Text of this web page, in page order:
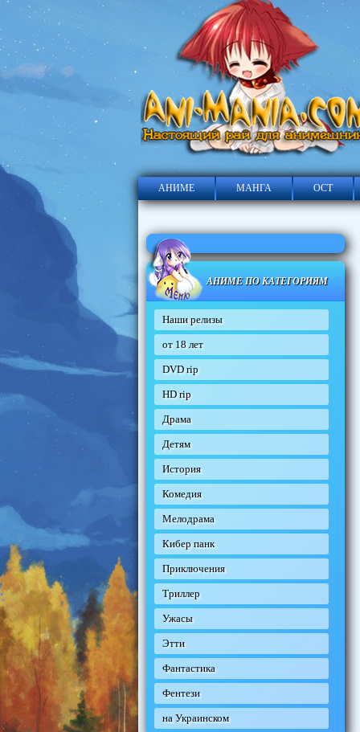
АНИМЕ МАНГА ОСТ
АНИМЕ ПО КАТЕГОРИЯМ
Наши релизы
от 18 лет
DVD rip
HD rip
Драма
Детям
История
Комедия
Мелодрама
Кибер панк
Приключения
Триллер
Ужасы
Этти
Фантастика
Фентези
на Украинском